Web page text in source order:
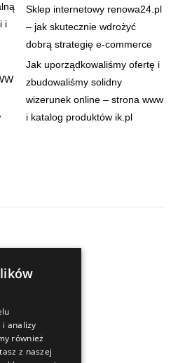
i
Sklep internetowy renowa24.pl
– jak skutecznie wdrożyć
dobrą strategię e-commerce
Jak uporządkowaliśmy ofertę i
zbudowaliśmy solidny
wizerunek online – strona www
i katalog produktów ik.pl
seo
strategia
technologie
trendy
analizy
również
z naszej